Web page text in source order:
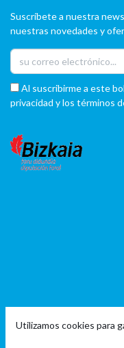
Suscríbete a nuestra
nuestras novedades y
Al suscribirme a este
privacidad y los términos
Utilizamos cookies para